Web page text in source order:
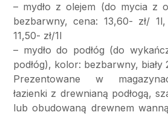
– mydło z olejem (do mycia z
bezbarwny, cena: 13,60- zł/
11,50- zł/1l
– mydło do podłóg (do
podłóg), kolor: bezbarwny, biały
Prezentowane w
łazienki z drewnianą podłogą,
lub obudowaną drewnem